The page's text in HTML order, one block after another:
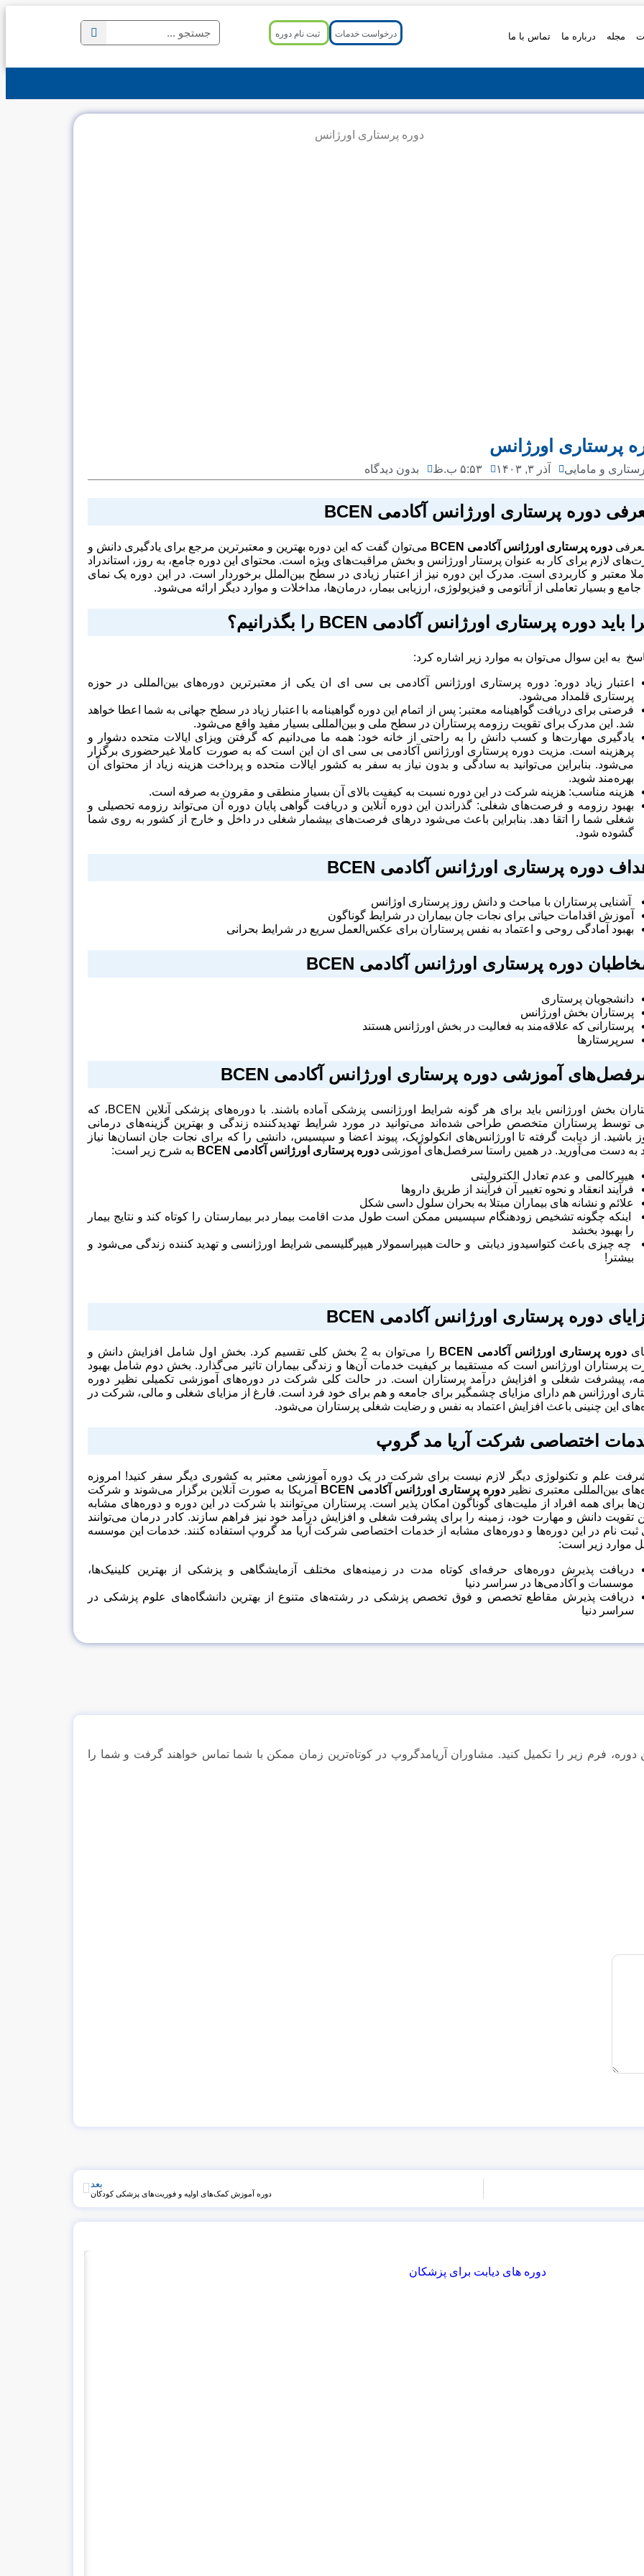
مجله درباره ما تماس با ما درخواست خدمات ثبت نام دوره
پرستاری اورژانس
و مامایی آذر ۳, ۱۴۰۳ ۵:۵۳ ب.ظ بدون دیدگاه
دوره پرستاری اورژانس آکادمی BCEN
دوره پرستاری اورژانس آکادمی BCEN می‌توان گفت که این دوره بهترین و معتبرترین مرجع برای یادگیری دانش و
لازم برای کار به عنوان پرستار اورژانس و بخش مراقبت‌های ویژه است. محتوای این دوره جامع، به روز، استاندراد
معتبر و کاربردی است. مدرک این دوره نیز از اعتبار زیادی در سطح بین‌الملل برخوردار است. در این دوره یک نمای
و بسیار تعاملی از آناتومی و فیزیولوژی، ارزیابی بیمار، درمان‌ها، مداخلات و موارد دیگر ارائه می‌شود.
باید دوره پرستاری اورژانس آکادمی BCEN را بگذرانیم؟
به این سوال می‌توان به موارد زیر اشاره کرد:
اعتبار زیاد دوره: دوره پرستاری اورژانس آکادمی بی سی ای ان یکی از معتبرترین دوره‌های بین‌المللی در حوزه
پرستاری قلمداد می‌شود.
فرصتی برای دریافت گواهینامه معتبر: پس از اتمام این دوره گواهینامه‌ با اعتبار زیاد در سطح جهانی به شما اعطا خواهد
شد. این مدرک برای تقویت رزومه پرستاران در سطح ملی و بین‌المللی بسیار مفید واقع می‌شود.
یادگیری مهارت‌ها و کسب دانش را به راحتی از خانه خود: همه ما می‌دانیم که گرفتن ویزای ایالات متحده دشوار و
پرهزینه است. مزیت دوره پرستاری اورژانس آکادمی بی سی ای ان این است که به صورت کاملا غیرحضوری برگزار
می‌شود. بنابراین می‌توانید به سادگی و بدون نیاز به سفر به کشور ایالات متحده و پرداخت هزینه زیاد از محتوای آن
بهره‌مند شوید.
هزینه مناسب: هزینه شرکت در این دوره نسبت به کیفیت بالای آن بسیار منطقی و مقرون به صرفه است.
بهبود رزومه و فرصت‌های شغلی: گذراندن این دوره آنلاین و دریافت گواهی پایان دوره آن می‌تواند رزومه تحصیلی و
شغلی شما را اتقا دهد. بنابراین باعث می‌شود درهای فرصت‌های بیشمار شغلی در داخل و خارج از کشور به روی شما
گشوده شود.
دوره پرستاری اورژانس آکادمی BCEN
​ آشنایی پرستاران با مباحث و دانش روز پرستاری اوژانس
آموزش اقدامات حیاتی برای نجات جان بیماران در شرایط گوناگون
بهبود آمادگی روحی و اعتماد به نفس پرستاران برای عکس‌العمل سریع در شرایط بحرانی
دوره پرستاری اورژانس آکادمی BCEN
دانشجویان پرستاری
پرستاران بخش اورژانس
پرستارانی که علاقه‌مند به فعالیت در بخش اورژانس هستند
سرپرستارها​
آموزشی دوره پرستاری اورژانس آکادمی BCEN
پرستاران بخش اورژانس باید برای هر گونه شرایط اورژانسی پزشکی آماده باشند. با دوره‌های پزشکی آنلاین BCEN، که
توسط پرستاران متخصص طراحی شده‌اند می‌توانید در مورد شرایط تهدیدکننده زندگی و بهترین گزینه‌های درمانی
باشید. از دیابت گرفته تا اورژانس‌های انکولوژیک، پیوند اعضا و سپسیس، دانشی را که برای نجات جان انسان‌ها نیاز
به دست می‌آورید. در همین راستا سرفصل‌های آموزشی دوره پرستاری اورژانس آکادمی BCEN به شرح زیر است:
هیپرکالمی و عدم تعادل الکترولیتی
فرآیند انعقاد و نحوه تغییر آن فرآیند از طریق داروها
علائم و نشانه های بیماران مبتلا به بحران سلول داسی شکل
اینکه چگونه تشخیص زودهنگام سپسیس ممکن است طول مدت اقامت بیمار دبر بیمارستان را کوتاه کند و نتایج بیمار
را بهبود بخشد
چه چیزی باعث کتواسیدوز دیابتی و حالت هیپراسمولار هیپرگلیسمی شرایط اورژانسی و تهدید کننده زندگی می‌شود و
بیشتر!
دوره پرستاری اورژانس آکادمی BCEN
دوره پرستاری اورژانس آکادمی BCEN
را می‌توان به 2 بخش کلی تقسیم کرد. بخش اول شامل افزایش دانش و
پرستاران اورژانس است که مستقیما بر کیفیت خدمات آن‌ها و زندگی بیماران تاثیر می‌گذارد. بخش دوم شامل بهبود
پیشرفت شغلی و افزایش درآمد پرستاران است. در حالت کلی شرکت در دوره‌های آموزشی تکمیلی نظیر دوره
اورژانس هم دارای مزایای چشمگیر برای جامعه و هم برای خود فرد است. فارغ از مزایای شغلی و مالی، شرکت در
این چنینی باعث افزایش اعتماد به نفس و رضایت شغلی پرستاران می‌شود.
اختصاصی شرکت آریا مد گروپ
علم و تکنولوژی دیگر لازم نیست برای شرکت در یک دوره آموزشی معتبر به کشوری دیگر سفر کنید! امروزه
بین‌المللی معتبری نظیردوره پرستاری اورژانس آکادمی BCEN
آمریکا به صورت آنلاین برگزار می‌شوند و شرکت
برای همه افراد از ملیت‌های گوناگون امکان پذیر است. پرستاران می‌توانند با شرکت در این دوره و دوره‌های مشابه
تقویت دانش و مهارت خود، زمینه را برای پشرفت شغلی و افزایش درآمد خود نیز فراهم سازند. کادر درمان می‌توانند
ثبت نام در این دوره‌ها و دوره‌های مشابه از خدمات اختصاصی شرکت آریا مد گروپ استفاده کنند. خدمات این موسسه
موارد زیر است:
دریافت پذیرش دوره‌های حرفه‌ای کوتاه مدت در زمینه‌های مختلف آزمایشگاهی و پزشکی از بهترین کلینیک‌ها،
موسسات و آکادمی‌ها در سراسر دنیا
دریافت پذیرش مقاطع تخصص و فوق تخصص پزشکی در رشته‌های متنوع از بهترین دانشگاه‌های علوم پزشکی در
سراسر دنیا
دوره، فرم زیر را تکمیل کنید. مشاوران آریامدگروپ در کوتاه‌ترین زمان ممکن با شما تماس خواهند گرفت و شما را
بعد
دوره آموزش کمک‌های اولیه و فوریت‌های پزشکی کودکان